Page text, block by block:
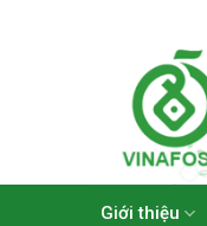
Giới thiệu